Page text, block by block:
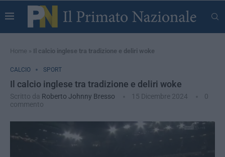
Home » Il calcio inglese tra tradizione e deliri woke
CALCIO SPORT
Il calcio inglese tra tradizione e deliri woke
Scritto da Roberto Johnny Bresso 15 Dicembre 2024
0
commento